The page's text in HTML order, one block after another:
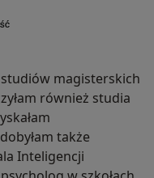
magisterskich
również studia
także
Inteligencji